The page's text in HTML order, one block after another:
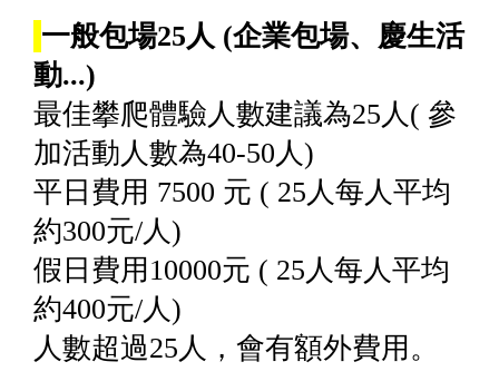
一般包場25人 (企業包場、慶生活
動...)
最佳攀爬體驗人數建議為25人( 參
加活動人數為40-50人)
平日費用 7500 元 ( 25人每人平均
約300元/人)
假日費用10000元 ( 25人每人平均
約400元/人)
人數超過25人，會有額外費用。